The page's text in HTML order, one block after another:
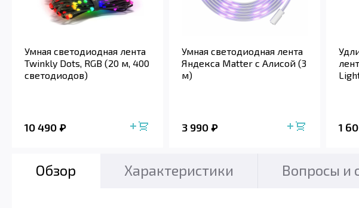
Умная светодиодная лента
Twinkly Dots, RGB (20 м, 400
светодиодов)
10 490
Умная светодиодная лента
Яндекса Matter с Алисой (3
м)
3 990 1
Обзор Характеристики Вопросы и